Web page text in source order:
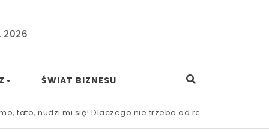
2026
ŚWIAT BIZNESU
mi się! Dlaczego nie trzeba od razu ratować dziecka przed